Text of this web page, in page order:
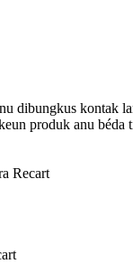
dibungkus kontak
produk anu béda
Recart